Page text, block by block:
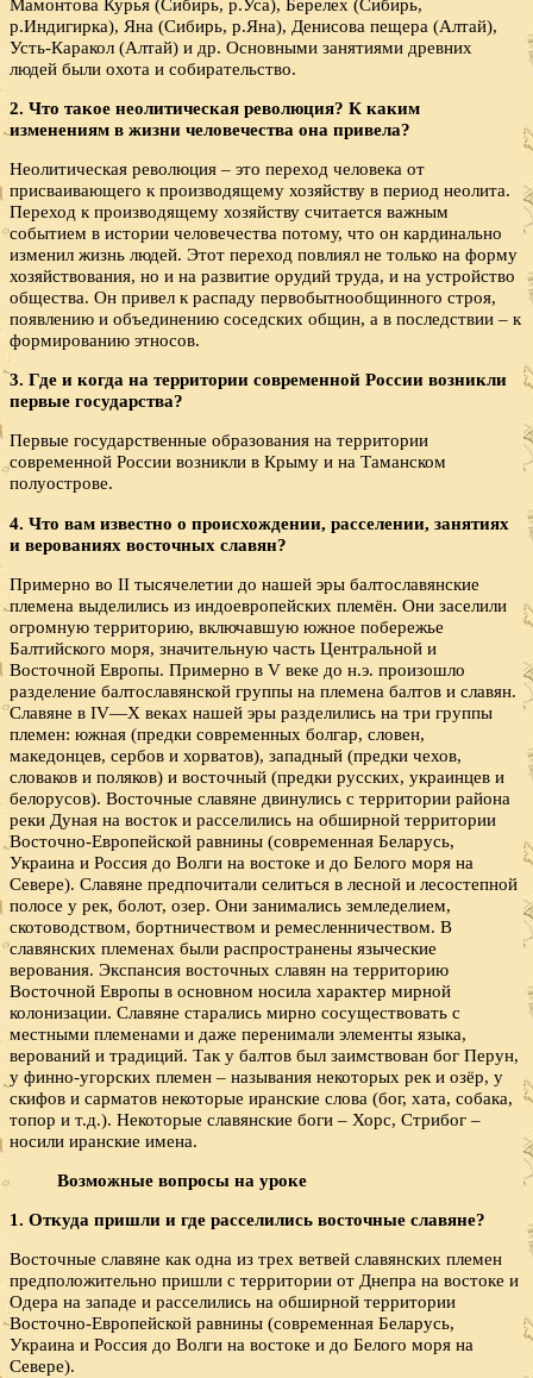
р.Индигирка), Яна (Сибирь, р.Яна), Денисова пещера (Алтай),
Усть-Каракол (Алтай) и др. Основными занятиями древних
людей были охота и собирательство.
2. Что такое неолитическая революция? К каким
изменениям в жизни человечества она привела?
Неолитическая революция – это переход человека от
присваивающего к производящему хозяйству в период неолита.
Переход к производящему хозяйству считается важным
событием в истории человечества потому, что он кардинально
изменил жизнь людей. Этот переход повлиял не только на форму
хозяйствования, но и на развитие орудий труда, и на устройство
общества. Он привел к распаду первобытнообщинного строя,
появлению и объединению соседских общин, а в последствии – к
формированию этносов.
3. Где и когда на территории современной России возникли
первые государства?
Первые государственные образования на территории
современной России возникли в Крыму и на Таманском
полуострове.
4. Что вам известно о происхождении, расселении, занятиях
и верованиях восточных славян?
Примерно во II тысячелетии до нашей эры балтославянские
племена выделились из индоевропейских племён. Они заселили
огромную территорию, включавшую южное побережье
Балтийского моря, значительную часть Центральной и
Восточной Европы. Примерно в V веке до н.э. произошло
разделение балтославянской группы на племена балтов и славян.
Cлавяне в IV—X веках нашей эры разделились на три группы
племен: южная (предки современных болгар, словен,
македонцев, сербов и хорватов), западный (предки чехов,
словаков и поляков) и восточный (предки русских, украинцев и
белорусов). Восточные славяне двинулись с территории района
реки Дуная на восток и расселились на обширной территории
Восточно-Европейской равнины (современная Беларусь,
Украина и Россия до Волги на востоке и до Белого моря на
Севере). Славяне предпочитали селиться в лесной и лесостепной
полосе у рек, болот, озер. Они занимались земледелием,
скотоводством, бортничеством и ремесленничеством. В
славянских племенах были распространены языческие
верования. Экспансия восточных славян на территорию
Восточной Европы в основном носила характер мирной
колонизации. Славяне старались мирно сосуществовать с
местными племенами и даже перенимали элементы языка,
верований и традиций. Так у балтов был заимствован бог Перун,
у финно-угорских племен – называния некоторых рек и озёр, у
скифов и сарматов некоторые иранские слова (бог, хата, собака,
топор и т.д.). Некоторые славянские боги – Хорс, Стрибог –
носили иранские имена.
Возможные вопросы на уроке
1. Откуда пришли и где расселились восточные славяне?
Восточные славяне как одна из трех ветвей славянских племен
предположительно пришли с территории от Днепра на востоке и
Одера на западе и расселились на обширной территории
Восточно-Европейской равнины (современная Беларусь,
Украина и Россия до Волги на востоке и до Белого моря на
Севере).